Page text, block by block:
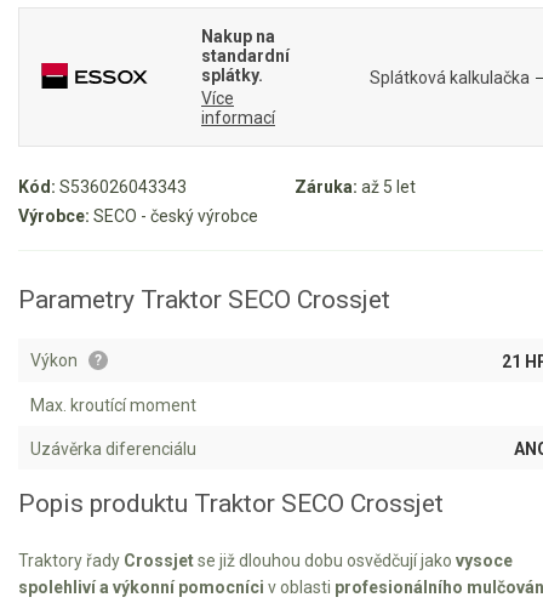
Mulčovače
Křovinořezy a vyžínače
Aku křovinořezy a vyžínače
Benzínové pily
Jednoruční pily
Vyvětvovací pily
AKU zahradní technika
Aku křovinořezy a vyžínače
Kód: S536026043343 Záruka: až 5 let
Výrobce: SECO - český výrobce
Nakup na
standardní
splátky.
Více
informací
Splátková kalkulačka
Parametry Traktor SECO Crossjet
Výkon ? 21
Max. kroutící moment
Uzávěrka diferenciálu
Popis produktu Traktor SECO Crossjet
Traktory řady Crossjetse již dlouhou dobu osvědčují jako vysoce
spolehliví a výkonní pomocníci v oblasti profesionálního